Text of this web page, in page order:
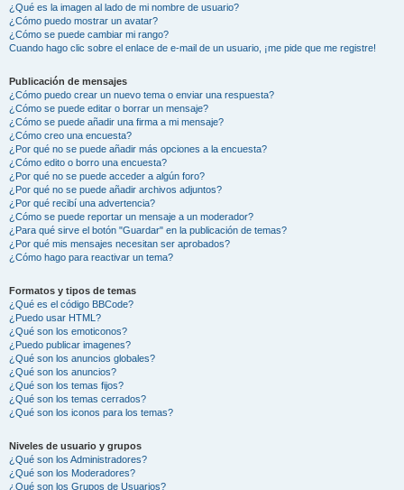
¿Qué es la imagen al lado de mi nombre de usuario?
¿Cómo puedo mostrar un avatar?
¿Cómo se puede cambiar mi rango?
Cuando hago clic sobre el enlace de e-mail de un usuario, ¡me pide que me registre!
Publicación de mensajes
¿Cómo puedo crear un nuevo tema o enviar una respuesta?
¿Cómo se puede editar o borrar un mensaje?
¿Cómo se puede añadir una firma a mi mensaje?
¿Cómo creo una encuesta?
¿Por qué no se puede añadir más opciones a la encuesta?
¿Cómo edito o borro una encuesta?
¿Por qué no se puede acceder a algún foro?
¿Por qué no se puede añadir archivos adjuntos?
¿Por qué recibí una advertencia?
¿Cómo se puede reportar un mensaje a un moderador?
¿Para qué sirve el botón "Guardar" en la publicación de temas?
¿Por qué mis mensajes necesitan ser aprobados?
¿Cómo hago para reactivar un tema?
Formatos y tipos de temas
¿Qué es el código BBCode?
¿Puedo usar HTML?
¿Qué son los emoticonos?
¿Puedo publicar imagenes?
¿Qué son los anuncios globales?
¿Qué son los anuncios?
¿Qué son los temas fijos?
¿Qué son los temas cerrados?
¿Qué son los iconos para los temas?
Niveles de usuario y grupos
¿Qué son los Administradores?
¿Qué son los Moderadores?
¿Qué son los Grupos de Usuarios?